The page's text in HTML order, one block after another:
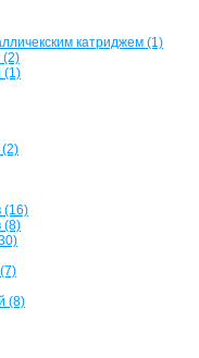
катриджем (1)
(2)
(1)
(2)
(16)
(8)
(8)